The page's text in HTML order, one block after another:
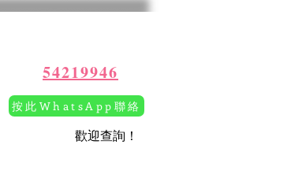
54219946
​歡迎查詢！
按此WhatsApp聯絡